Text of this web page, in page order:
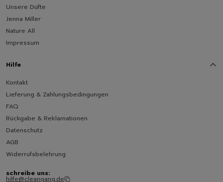
Unsere Düfte
Jenna Miller
Nature All
Impressum
Hilfe
Kontakt
Lieferung & Zahlungsbedingungen
FAQ
Rückgabe & Reklamationen
Datenschutz
AGB
Widerrufsbelehrung
schreibe uns:
hilfe@cleangang.de